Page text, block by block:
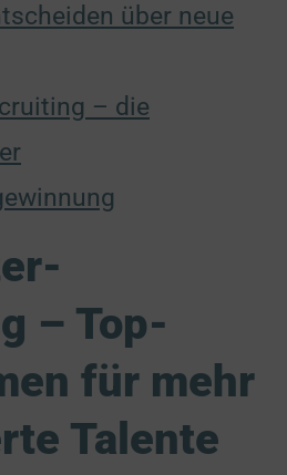
– Top-
für mehr
Talente
über neue
– die